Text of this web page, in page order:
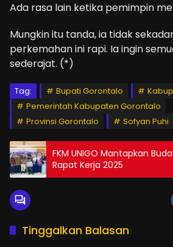
Ada rasa lain ketika pemimpin
Mungkin itu tanda, ia tidak
perkemahan ini rapi. Ia ingin
sederajat. (*)
Tag: Bupati Gorontalo
Pemerintah Kabupaten Gorontalo
Provinsi Gorontalo
Sofyan Puhi
FKM UNIGO Mantapkan
Rapat Kerja 2025
Tinggalkan Balasan